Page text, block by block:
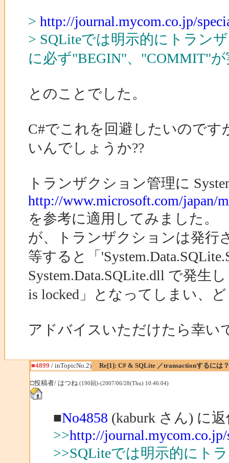
>http://journal.mycom.co.jp/
> SQLiteでは明示的にトラン
に必ず"BEGIN"、"COMMIT"
とのことでした。
C#でこれを回避したいので
いんでしょうか??
トランザクション管理に
http://www.microsoft.com/japan/
を参考に適用してみました。
が、トランザクションは発行
等すると「
System.Data.SQLite.dll で発生
is locked」となってしまい、
アドバイスいただけたら幸い
■4899 / inTopicNo.2) Re[1]: C# & SQLite ／transactionするには？
□投稿者/ はつね (190回)-(2007/06/28(Thu) 10:46:04)
■No4858 (kaburk さん) に
>>http://
>>SQLiteでは明示的にト